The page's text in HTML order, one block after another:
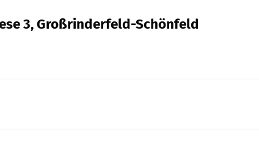
3, Großrinderfeld-Schönfeld